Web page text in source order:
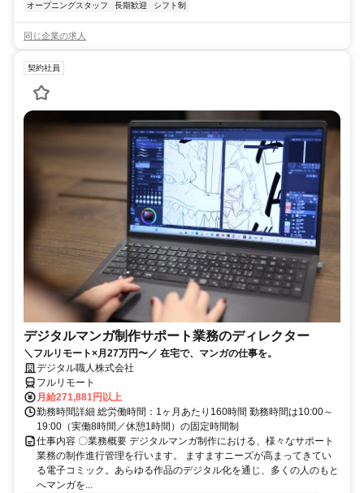
オープニングスタッフ
長期歓迎 シフト制
同じ企業の求人
契約社員
デジタルマンガ制作サポート業務のディレクター
＼フルリモート×月27万円〜／ 在宅で、マンガの仕事を。
デジタル職人株式会社
フルリモート
月給271,881円以上
勤務時間詳細 総労働時間：1ヶ月あたり160時間 勤務時間は10:00～
19:00（実働8時間／休憩1時間）の固定時間制
仕事内容 〇業務概要 デジタルマンガ制作における、様々なサポート
業務の制作進行管理を行います。 ますますニーズが高まってきてい
る電子コミック。あらゆる作品のデジタル化を通じ、多くの人のもと
へマンガを...